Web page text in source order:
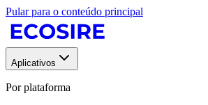
Pular para o conteúdo principal
Aplicativos
Por plataforma